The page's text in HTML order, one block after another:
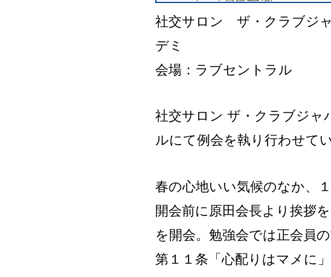
社交サロン ザ・クラブジ
デミ
会場：ラブセントラル
社交サロン ザ・クラブジャ
ルにて例会を執り行わせて
春の心地いい気候のなか、
開会前に原田会長より挨拶
を開会。勉強会では正会員
第１１条「心配りはマメに